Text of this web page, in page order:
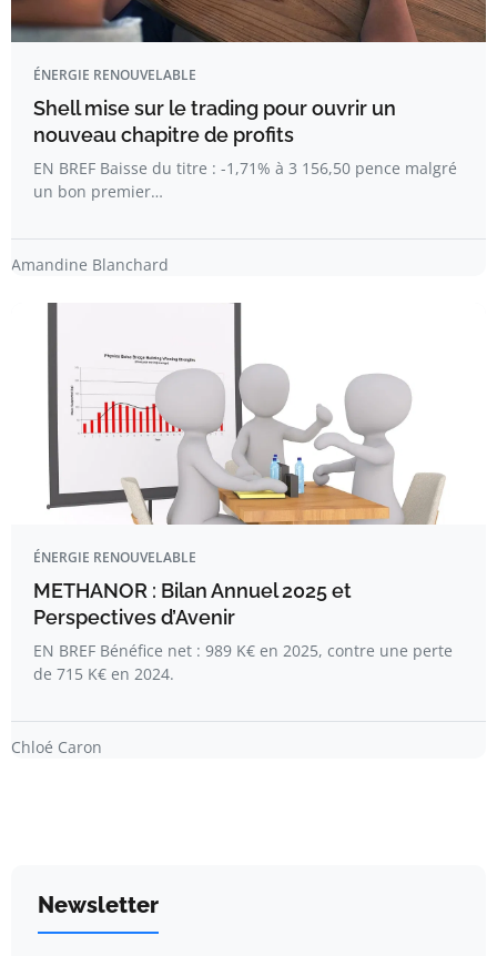
ÉNERGIE RENOUVELABLE
Shell mise sur le trading pour ouvrir un
nouveau chapitre de profits
EN BREF Baisse du titre : -1,71% à 3 156,50 pence malgré
un bon premier…
Amandine Blanchard
ÉNERGIE RENOUVELABLE
METHANOR : Bilan Annuel 2025 et
Perspectives d’Avenir
EN BREF Bénéfice net : 989 K€ en 2025, contre une perte
de 715 K€ en 2024.
Chloé Caron
Newsletter